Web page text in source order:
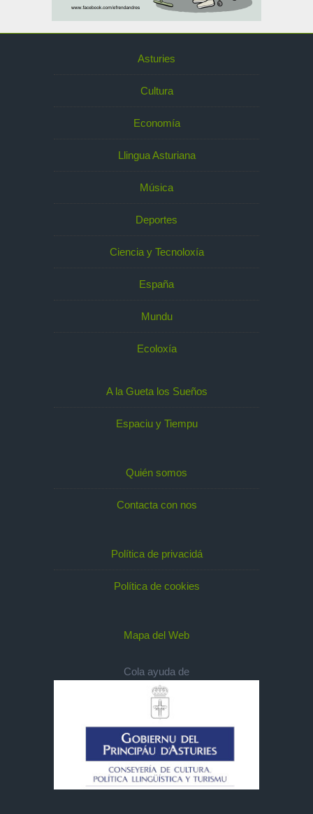
Asturies
Cultura
Economía
Llingua Asturiana
Música
Deportes
Ciencia y Tecnoloxía
España
Mundu
Ecoloxía
A la Gueta los Sueños
Espaciu y Tiempu
Quién somos
Contacta con nos
Política de privacidá
Política de cookies
Mapa del Web
Cola ayuda de